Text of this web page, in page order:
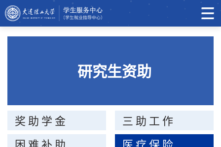
研究生资助
奖助学金
三助工作